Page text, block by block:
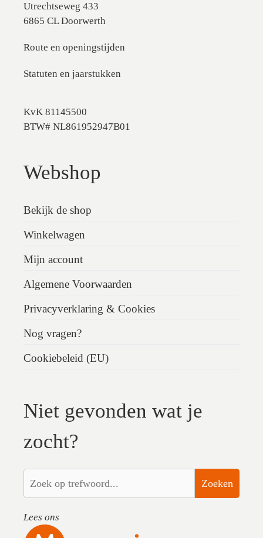
Utrechtseweg 433
6865 CL Doorwerth
Route en openingstijden
Statuten en jaarstukken
KvK 81145500
BTW# NL861952947B01
Webshop
Bekijk de shop
Winkelwagen
Mijn account
Algemene Voorwaarden
Privacyverklaring & Cookies
Nog vragen?
Cookiebeleid (EU)
Niet gevonden wat je
zocht?
Zoeken
Lees ons